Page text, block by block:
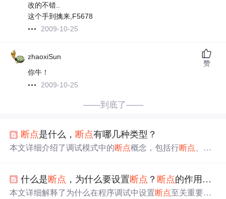
改的不错..
这个手到擒来,F5678
2009-10-25
zhaoxiSun
你牛！
2009-10-25
赞
——到底了——
断点是什么， 断点有哪几种类型？
本文详细介绍了调试模式中的断点概念，包括行断点 、方
更好地理解和利用 断点进行程序调试。
什么是断点 ，为什么要设置断点 ？ 断点的作用是什么？
本文详细解释了为什么在程序调试中设置断点至关重要，